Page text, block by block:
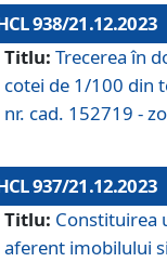
938/21.12.2023
Titlu: Trecerea în
cotei de 1/100 din
nr. cad. 152719 -
937/21.12.2023
Titlu: Constituirea
aferent imobilului